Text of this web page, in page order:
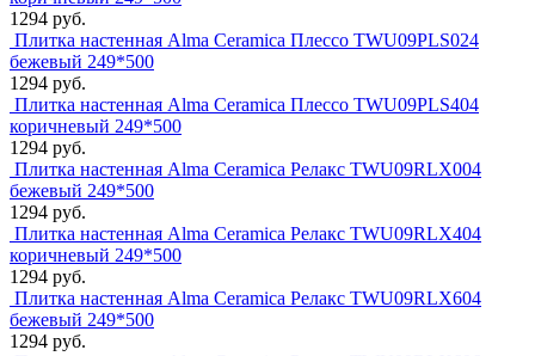
1294 руб.
Плитка настенная Alma Ceramica Плессо TWU09PLS024
бежевый 249*500
1294 руб.
Плитка настенная Alma Ceramica Плессо TWU09PLS404
коричневый 249*500
1294 руб.
Плитка настенная Alma Ceramica Релакс TWU09RLX004
бежевый 249*500
1294 руб.
Плитка настенная Alma Ceramica Релакс TWU09RLX404
коричневый 249*500
1294 руб.
Плитка настенная Alma Ceramica Релакс TWU09RLX604
бежевый 249*500
1294 руб.